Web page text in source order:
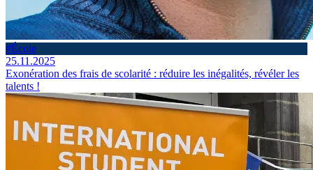
#École
25.11.2025
Exonération des frais de scolarité : réduire les inégalités, révéler les
talents !